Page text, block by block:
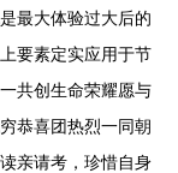
最大体验过大后的
要素定实应用于节
共创生命荣耀愿与
恭喜团热烈一同朝
亲请考，珍惜自身